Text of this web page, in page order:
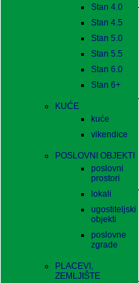
Stan 4.0
Stan 4.5
Stan 5.0
Stan 5.5
Stan 6.0
Stan 6+
KUĆE
kuće
vikendice
POSLOVNI OBJEKTI
poslovni
prostori
lokali
ugostiteljski
objekti
poslovne
zgrade
PLACEVI,
ZEMLJIŠTE